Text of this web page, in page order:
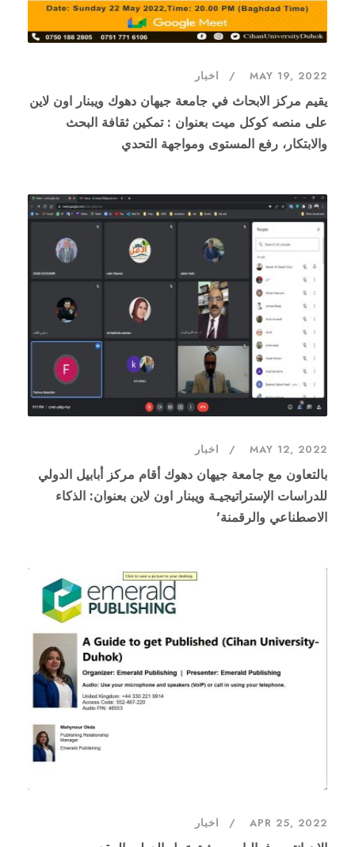
MAY 19, 2022 اخبار
يقيم مركز الابحاث في جامعة جيهان دهوك ويبنار اون لاين
على منصه كوكل ميت بعنوان : تمكين ثقافة البحث
والابتكار، رفع المستوى ومواجهة التحدي
MAY 12, 2022 اخبار
بالتعاون مع جامعة جيهان دهوك أقام مركز أبابيل الدولي
للدراسات الإستراتيجيـة ويبنار اون لاين بعنوان: الذكاء
الاصطناعي والرقمنة'
APR 25, 2022 اخبار